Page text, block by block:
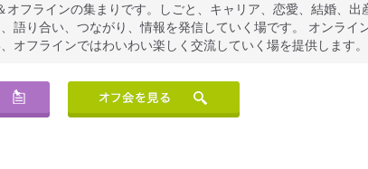
フラインの集まりです。しごと、キャリア、恋愛、結婚、出
語り合い、つながり、情報を発信していく場です。 オンライ
オフラインではわいわい楽しく交流していく場を提供します。